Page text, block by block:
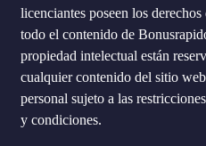
licenciantes poseen los
todo el contenido de
propiedad intelectual están
cualquier contenido del sitio
personal sujeto a las
y condiciones.